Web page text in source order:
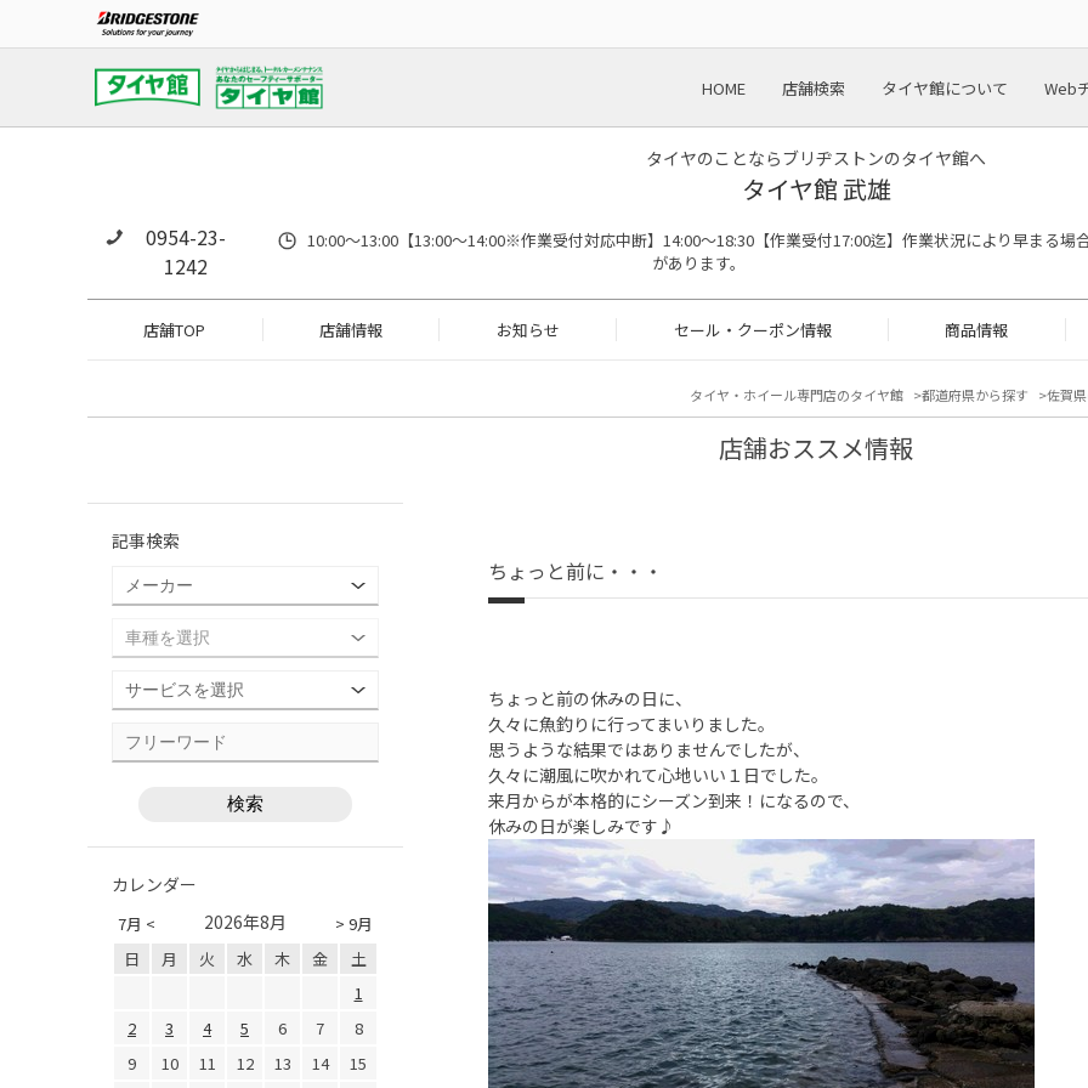
HOME 店舗検索 タイヤ館について Web
タイヤのことならブリヂストンのタイヤ館へ
タイヤ館 武雄
0954-23-
1242
10:00～13:00【13:00～14:00※作業受付対応中断】14:00～18:30【作業受付17:00迄】作業状況により早まる場
があります。
店舗TOP 店舗情報 お知らせ セール・クーポン情報 商品情報
タイヤ・ホイール専門店のタイヤ館 都道府県から探す 佐賀
店舗おススメ情報
ちょっと前に・・・
ちょっと前の休みの日に、
久々に魚釣りに行ってまいりました。
思うような結果ではありませんでしたが、
久々に潮風に吹かれて心地いい１日でした。
来月からが本格的にシーズン到来！になるので、
休みの日が楽しみです♪
記事検索
カレンダー
7月 < > 9月
2026年8月
日 月 火 水 木 金
土
1
2
3 4 5 6 7
8
9
10 11 12 13 14
15